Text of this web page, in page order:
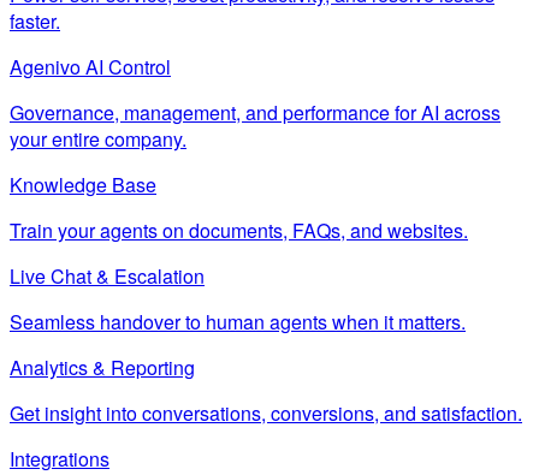
faster.
Agenivo AI Control
Governance, management, and performance for AI across
your entire company.
Knowledge Base
Train your agents on documents, FAQs, and websites.
Live Chat & Escalation
Seamless handover to human agents when it matters.
Analytics & Reporting
Get insight into conversations, conversions, and satisfaction.
Integrations